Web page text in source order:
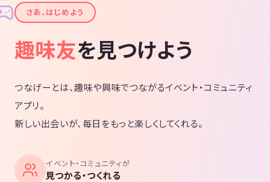
✦さあ、はじめよう
趣味友を見つけよう
つなげーとは、趣味や興味でつながるイベント・コミュニティ
アプリ。
新しい出会いが、毎日をもっと楽しくしてくれる。
イベント・コミュニティが
見つかる・つくれる